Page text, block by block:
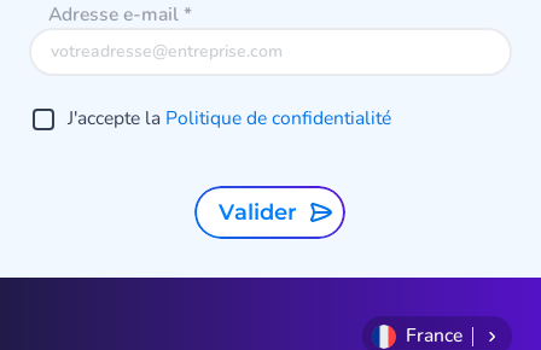
Adresse e-mail*
J'accepte la Politique de confidentialité
Valider
France